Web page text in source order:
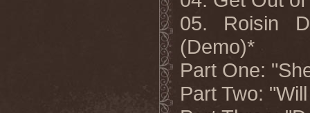
05. Roisin
(Demo)*
Part One:
Part Two: